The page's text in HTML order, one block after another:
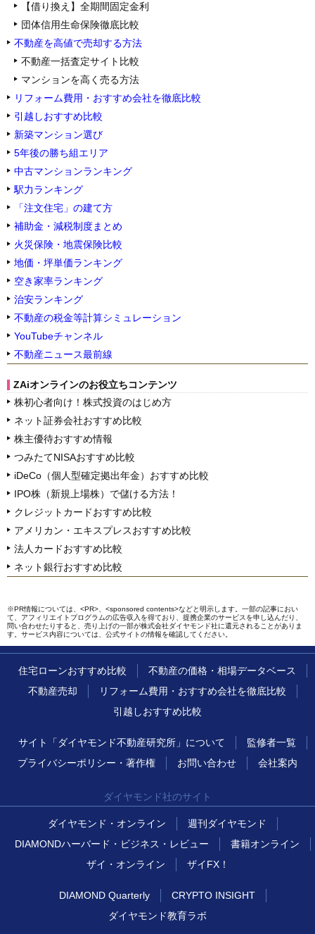
【借り換え】全期間固定金利
団体信用生命保険徹底比較
不動産を高値で売却する方法
不動産一括査定サイト比較
マンションを高く売る方法
リフォーム費用・おすすめ会社を徹底比較
引越しおすすめ比較
新築マンション選び
5年後の勝ち組エリア
中古マンションランキング
駅力ランキング
「注文住宅」の建て方
補助金・減税制度まとめ
火災保険・地震保険比較
地価・坪単価ランキング
空き家率ランキング
治安ランキング
不動産の税金等計算シミュレーション
YouTubeチャンネル
不動産ニュース最前線
ZAiオンラインのお役立ちコンテンツ
株初心者向け！株式投資のはじめ方
ネット証券会社おすすめ比較
株主優待おすすめ情報
つみたてNISAおすすめ比較
iDeCo（個人型確定拠出年金）おすすめ比較
IPO株（新規上場株）で儲ける方法！
クレジットカードおすすめ比較
アメリカン・エキスプレスおすすめ比較
法人カードおすすめ比較
ネット銀行おすすめ比較
※PR情報については、<PR>、<sponsored contents>などと明示します。一部の記事におい
て、アフィリエイトプログラムの広告収入を得ており、提携企業のサービスを申し込んだり、
問い合わせたりすると、売り上げの一部が株式会社ダイヤモンド社に還元されることがありま
す。サービス内容については、公式サイトの情報を確認してください。
住宅ローンおすすめ比較
不動産の価格・相場データベース
不動産売却
リフォーム費用・おすすめ会社を徹底比較
引越しおすすめ比較
サイト「ダイヤモンド不動産研究所」について
監修者一覧
プライバシーポリシー・著作権
お問い合わせ 会社案内
ダイヤモンド社のサイト
ダイヤモンド・オンライン
週刊ダイヤモンド
DIAMONDハーバード・ビジネス・レビュー
書籍オンライン
ザイ・オンライン
ザイFX！
DIAMOND Quarterly
CRYPTO INSIGHT
ダイヤモンド教育ラボ